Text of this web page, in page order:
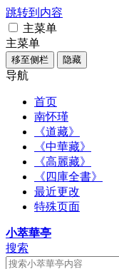
跳转到内容
主菜单
主菜单
移至侧栏 隐藏
导航
首页
南怀瑾
《道藏》
《中華藏》
《高麗藏》
《四庫全書》
最近更改
特殊页面
小萃華亭
搜索